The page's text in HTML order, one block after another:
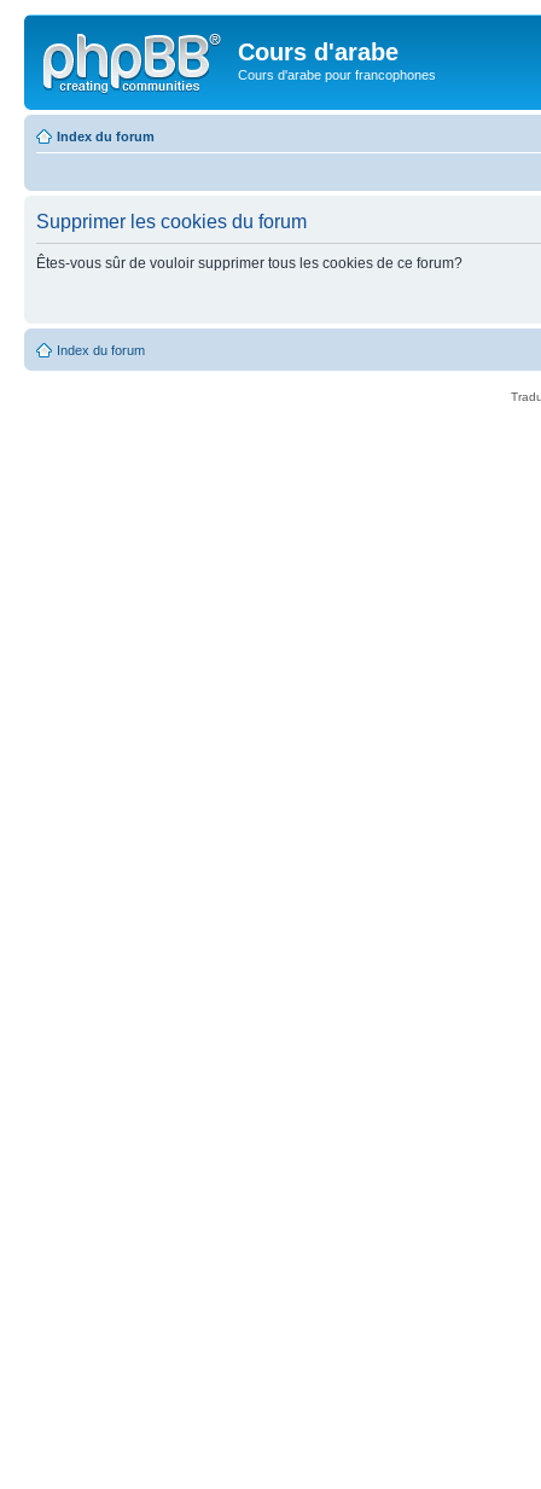
Cours d'arabe
Cours d'arabe pour francophones
Index du forum
Supprimer les cookies du forum
Êtes-vous sûr de vouloir supprimer tous les cookies de ce forum?
Index du forum